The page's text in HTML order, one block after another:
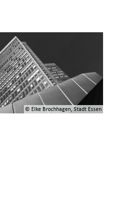
© Elke Brochhagen, Stadt Essen